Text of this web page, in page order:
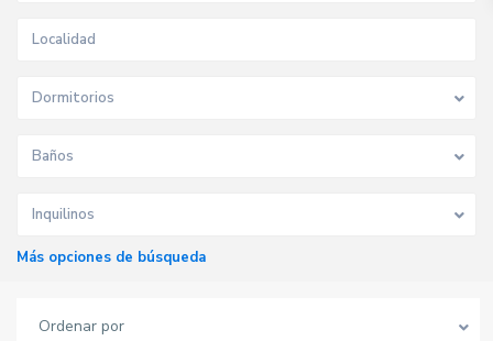
Dormitorios
Baños
Inquilinos
Más opciones de búsqueda
Ordenar por